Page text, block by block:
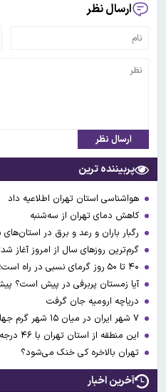
ارسال نظر
ارسال نظر
پربیننده ترین
هواشناسی استان تهران اطلاعیه داد
کاهش دمای تهران از سه‌شنبه
رگبار باران و رعد و برق در استان‌های
گرم‌ترین روزهای سال از امروز آغاز شد؛
آیا زمستان پربرفی در پیش است؟
دریاچه ارومیه جان گرفت
این منطقه از استان تهران با ۴۶ درجه گرم‌ترین نقطه شد
تهران بالاخره کی خنک می‌شود؟
آخرین اخبار